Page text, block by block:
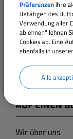
DRUCKEN
AUF EINEN
Wir über uns
Präferenzen Ihre
Betätigen des
Verwendung aller
ablehnen" lehnen
Cookies ab. Eine
ebenfalls in
Alle